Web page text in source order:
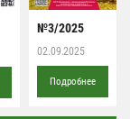
№3/2025
02.09.2025
Подробнее